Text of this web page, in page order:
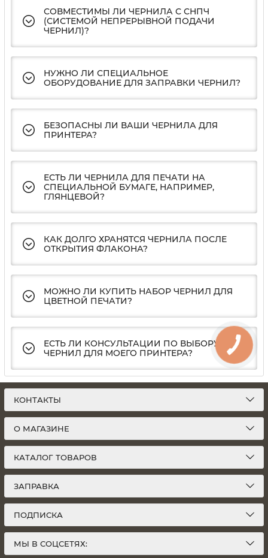
СОВМЕСТИМЫ ЛИ ЧЕРНИЛА С СНПЧ
(СИСТЕМОЙ НЕПРЕРЫВНОЙ ПОДАЧИ
ЧЕРНИЛ)?
НУЖНО ЛИ СПЕЦИАЛЬНОЕ
ОБОРУДОВАНИЕ ДЛЯ ЗАПРАВКИ ЧЕРНИЛ?
БЕЗОПАСНЫ ЛИ ВАШИ ЧЕРНИЛА ДЛЯ
ПРИНТЕРА?
ЕСТЬ ЛИ ЧЕРНИЛА ДЛЯ ПЕЧАТИ НА
СПЕЦИАЛЬНОЙ БУМАГЕ, НАПРИМЕР,
ГЛЯНЦЕВОЙ?
КАК ДОЛГО ХРАНЯТСЯ ЧЕРНИЛА ПОСЛЕ
ОТКРЫТИЯ ФЛАКОНА?
МОЖНО ЛИ КУПИТЬ НАБОР ЧЕРНИЛ ДЛЯ
ЦВЕТНОЙ ПЕЧАТИ?
ЕСТЬ ЛИ КОНСУЛЬТАЦИИ ПО ВЫБОРУ
ЧЕРНИЛ ДЛЯ МОЕГО ПРИНТЕРА?
КОНТАКТЫ
О МАГАЗИНЕ
КАТАЛОГ ТОВАРОВ
ЗАПРАВКА
ПОДПИСКА
МЫ В СОЦСЕТЯХ: